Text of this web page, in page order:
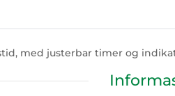
med justerbar timer og